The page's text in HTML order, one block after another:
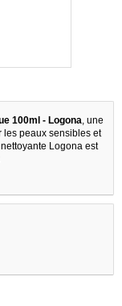
100ml - Logona, une
les peaux sensibles et
Logona est